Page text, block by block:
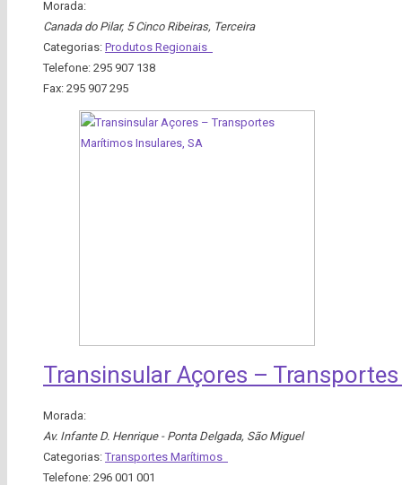
Morada:
Canada do Pilar, 5 Cinco Ribeiras, Terceira
Categorias: Produtos Regionais
Telefone: 295 907 138
Fax: 295 907 295
Transinsular Açores –
Morada:
Av. Infante D. Henrique - Ponta Delgada, São Miguel
Categorias: Transportes Marítimos
Telefone: 296 001 001